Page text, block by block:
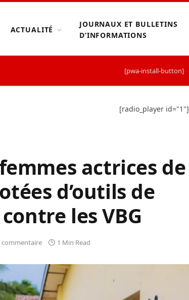
ACTUALITÉ
JOURNAUX ET BULLETINS
D’INFORMATIONS
[pwa-install-button]
[radio_player id="1"]
actrices de
d’outils de
les VBG
commentaire 1 Min Read